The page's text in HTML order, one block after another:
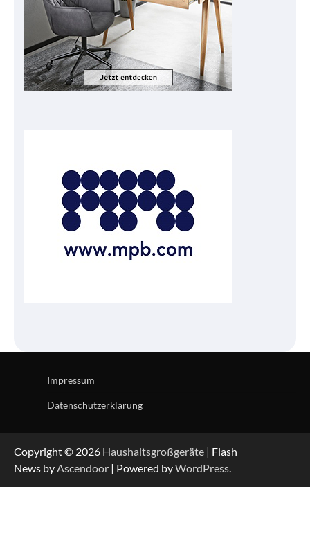
Impressum
Datenschutzerklärung
Copyright © 2026 Haushaltsgroßgeräte | Flash
News byAscendoor | Powered byWordPress.